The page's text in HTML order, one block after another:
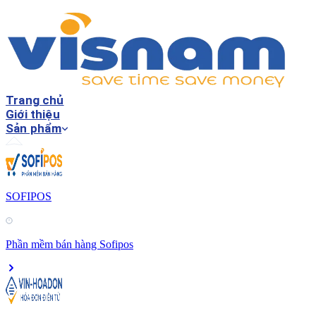
Trang chủ
Giới thiệu
Sản phẩm
SOFIPOS
Phần mềm bán hàng Sofipos